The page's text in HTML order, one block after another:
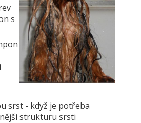
s
srst - když je potřeba
strukturu srsti